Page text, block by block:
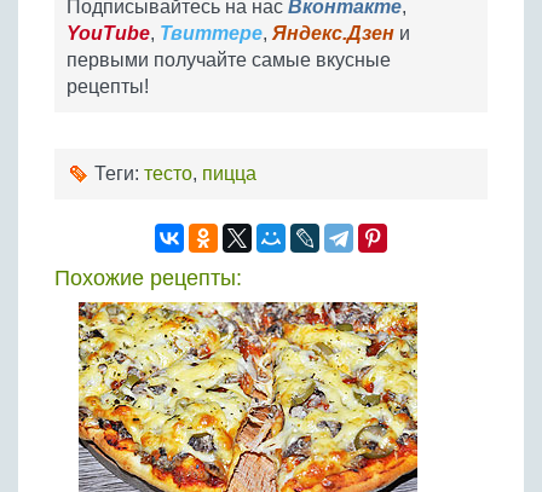
Подписывайтесь на нас Вконтакте,
YouTube, Твиттере, Яндекс.Дзен и
первыми получайте самые вкусные
рецепты!
Теги: тесто, пицца
Похожие рецепты: